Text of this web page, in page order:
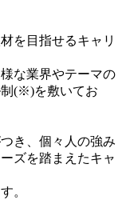
を目指せるキャリ
な業界やテーマの
(※)を敷いてお
き、個々人の強み
ズを踏まえたキャ
。